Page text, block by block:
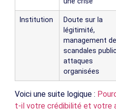
Institution
Doute sur la
légitimité,
management de
scandales
attaques
organisées
Voici une suite logique :
t-il votre crédibilité et votre